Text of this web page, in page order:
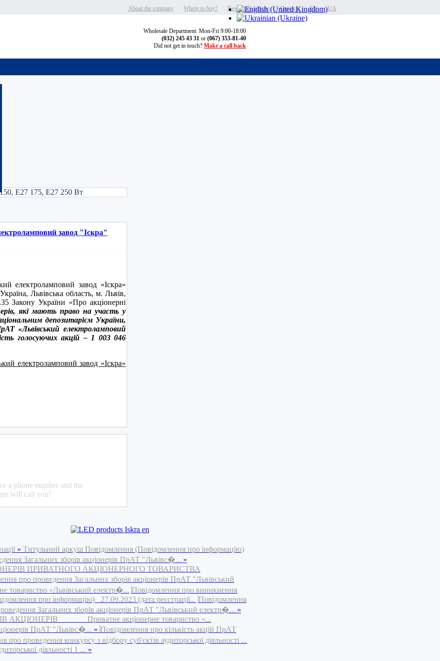
Е27 175, Е27 250 Вт
UA
EN
Contacts
News and Articles
Where to buy?
About the company
Wholesale Department: Mon-Fri 9:00-18:00
(032) 245 43 31 or (067) 353-81-40
Did not get in touch? Make a call back
завод "Іскра"
завод «Іскра»
Львівська область, м. Львів,
Закону України «Про акціонерні
які мають право на участь у
депозитарієм України,
«Львівський електроламповий
голосуючих акцій – 1 003 046
електроламповий завод «Іскра»
a phone number and the
will call you!
» Титульний аркуш Повідомлення (Повідомлення про інформацію)
Загальних зборів акціонерів ПрАТ "Львівс�... »
ПРИВАТНОГО АКЦІОНЕРНОГО ТОВАРИСТВА
про проведення Загальних зборів акціонерів ПрАТ "Львівський
«Львівський електр�... Повідомлення про виникнення
про інформацію) 27.09.2023 (дата реєстрації... Повідомлення
Загальних зборів акціонерів ПрАТ "Львівський електр�... »
Приватне акціонерне товариство «...
ПрАТ "Львівс�... » Повідомлення про кількість акцій ПрАТ
про проведення конкурсу з відбору суб'єктів аудиторської діяльності ...
діяльності 1 ... »